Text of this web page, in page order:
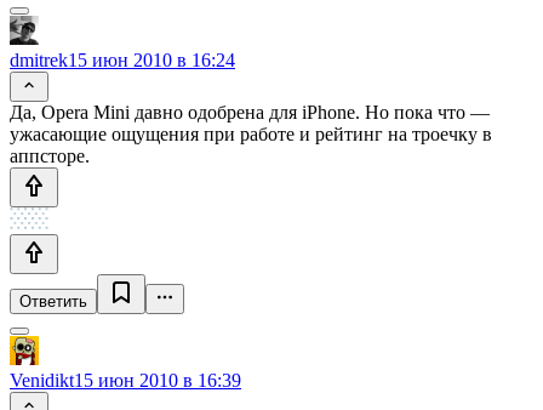
dmitrek15 июн 2010 в 16:24
Да, Opera Mini давно одобрена для iPhone. Но пока что —
ужасающие ощущения при работе и рейтинг на троечку в
аппсторе.
Ответить
Venidikt15 июн 2010 в 16:39